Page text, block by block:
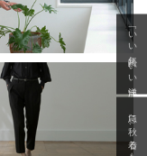
「いい年齢 いい洋服」